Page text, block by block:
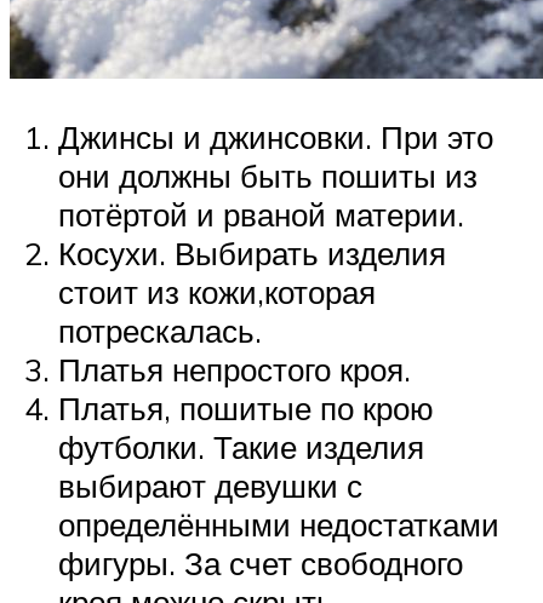
Джинсы и джинсовки. При это
они должны быть пошиты из
потёртой и рваной материи.
Косухи. Выбирать изделия
стоит из кожи,которая
потрескалась.
Платья непростого кроя.
Платья, пошитые по крою
футболки. Такие изделия
выбирают девушки с
определёнными недостатками
фигуры. За счет свободного